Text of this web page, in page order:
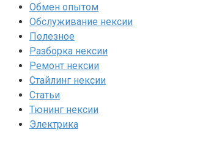
Обмен опытом
Обслуживание нексии
Полезное
Разборка нексии
Ремонт нексии
Стайлинг нексии
Статьи
Тюнинг нексии
Электрика